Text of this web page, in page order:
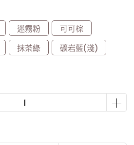
迷霧粉
可可棕
抹茶綠
礦岩藍(淺)